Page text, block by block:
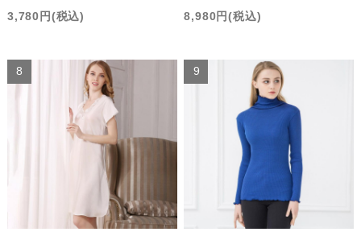
3,780円(税込)
8,980円(税込)